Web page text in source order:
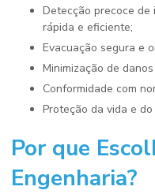
Detecção precoce de incêndios, permitindo uma resposta
rápida e eficiente;
Evacuação segura e
Minimização de
Conformidade com
Proteção da vida e
Por que
Engenharia?